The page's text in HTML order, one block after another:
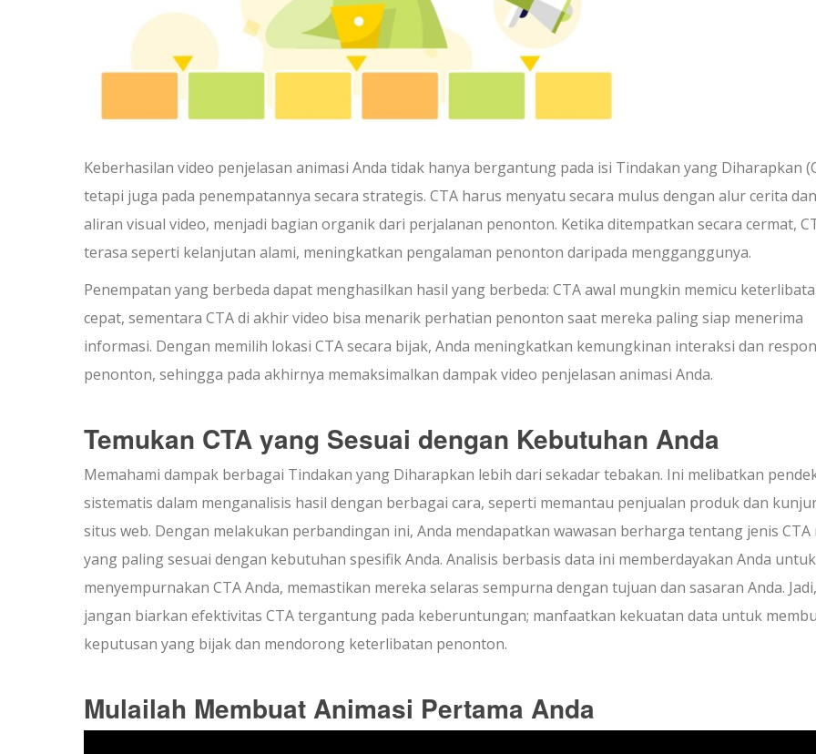
Keberhasilan video penjelasan animasi Anda tidak hanya bergantung pada isi Tindakan yang Diharapkan
tetapi juga pada penempatannya secara strategis. CTA harus menyatu secara mulus dengan alur cerita dan
aliran visual video, menjadi bagian organik dari perjalanan penonton. Ketika ditempatkan secara cermat,
terasa seperti kelanjutan alami, meningkatkan pengalaman penonton daripada mengganggunya.
Penempatan yang berbeda dapat menghasilkan hasil yang berbeda: CTA awal mungkin memicu
cepat, sementara CTA di akhir video bisa menarik perhatian penonton saat mereka paling siap menerima
informasi. Dengan memilih lokasi CTA secara bijak, Anda meningkatkan kemungkinan interaksi dan
penonton, sehingga pada akhirnya memaksimalkan dampak video penjelasan animasi Anda.
Temukan CTA yang Sesuai dengan Kebutuhan Anda
Memahami dampak berbagai Tindakan yang Diharapkan lebih dari sekadar tebakan. Ini melibatkan
sistematis dalam menganalisis hasil dengan berbagai cara, seperti memantau penjualan produk dan
situs web. Dengan melakukan perbandingan ini, Anda mendapatkan wawasan berharga tentang jenis CTA
yang paling sesuai dengan kebutuhan spesifik Anda. Analisis berbasis data ini memberdayakan Anda untuk
menyempurnakan CTA Anda, memastikan mereka selaras sempurna dengan tujuan dan sasaran Anda. Jadi,
jangan biarkan efektivitas CTA tergantung pada keberuntungan; manfaatkan kekuatan data untuk
keputusan yang bijak dan mendorong keterlibatan penonton.
Mulailah Membuat Animasi Pertama Anda